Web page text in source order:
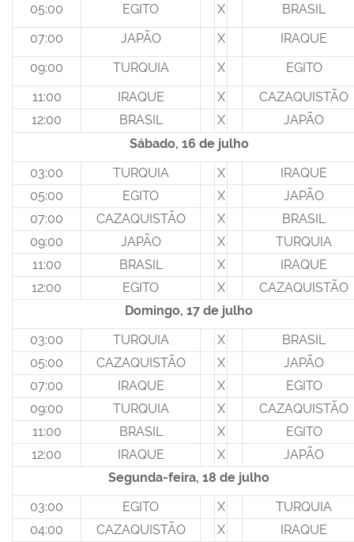
05:00 EGITO X
BRASIL
07:00
JAPÃO X
IRAQUE
09:00
TURQUIA X
EGITO
11:00
IRAQUE X
CAZAQUISTÃO
12:00
BRASIL X
JAPÃO
Sábado, 16 de julho
03:00
TURQUIA X
IRAQUE
05:00
EGITO X
JAPÃO
07:00
CAZAQUISTÃO X
BRASIL
09:00
JAPÃO X
TURQUIA
11:00
BRASIL X
IRAQUE
12:00
EGITO X
CAZAQUISTÃO
Domingo, 17 de julho
03:00
TURQUIA X
BRASIL
05:00
CAZAQUISTÃO X
JAPÃO
07:00
IRAQUE X
EGITO
09:00
TURQUIA X
CAZAQUISTÃO
11:00
BRASIL X
EGITO
12:00
IRAQUE X
JAPÃO
Segunda-feira, 18 de julho
03:00
EGITO X
TURQUIA
04:00
CAZAQUISTÃO X
IRAQUE